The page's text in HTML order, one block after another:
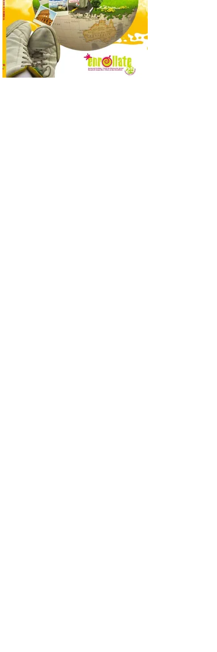
Empleo y Comercio
destina 8,75 millones de
euros al programa JOVEL
2026, cofinanciado por el Fondo Social
Europeo Plus (FSE+), para favorecer la
contratación temporal de 300 jóvenes
desempleados inscritos en el Sistema
Nacional de […]